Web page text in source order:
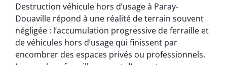
Destruction véhicule hors d’usage à Paray-
Douaville répond à une réalité de terrain souvent
négligée : l’accumulation progressive de ferraille et
de véhicules hors d’usage qui finissent par
encombrer des espaces privés ou professionnels.